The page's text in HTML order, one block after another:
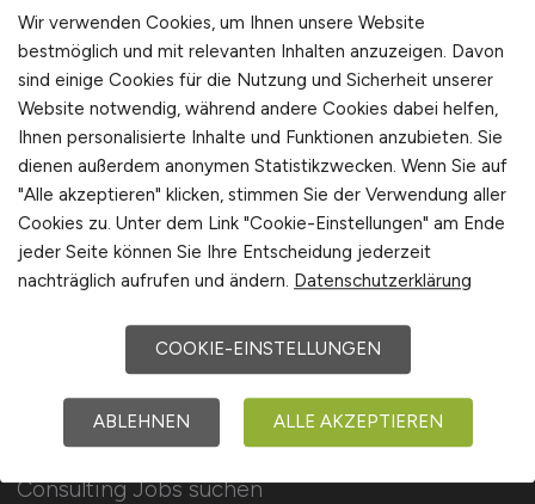
Für Arbeitnehmer
Consulting Jobs suchen
Für Arbeitgeber
Stellenanzeigen schalten
Mediadaten & Konditionen
Arbeitgeber Seite
Arbeitgeber Kontakt
Wir verwenden Cookies, um Ihnen unsere Website
bestmöglich und mit relevanten Inhalten anzuzeigen. Davon
sind einige Cookies für die Nutzung und Sicherheit unserer
Website notwendig, während andere Cookies dabei helfen,
Ihnen personalisierte Inhalte und Funktionen anzubieten. Sie
dienen außerdem anonymen Statistikzwecken. Wenn Sie auf
"Alle akzeptieren" klicken, stimmen Sie der Verwendung aller
Cookies zu. Unter dem Link "Cookie-Einstellungen" am Ende
jeder Seite können Sie Ihre Entscheidung jederzeit
nachträglich aufrufen und ändern. Datenschutzerklärung
COOKIE-EINSTELLUNGEN
ABLEHNEN ALLE AKZEPTIEREN